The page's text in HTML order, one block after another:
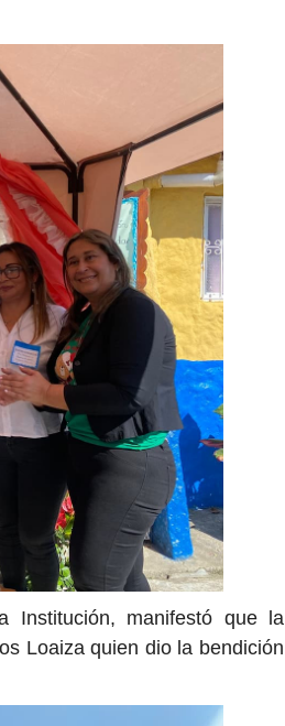
Institución, manifestó que la
Loaiza quien dio la bendición